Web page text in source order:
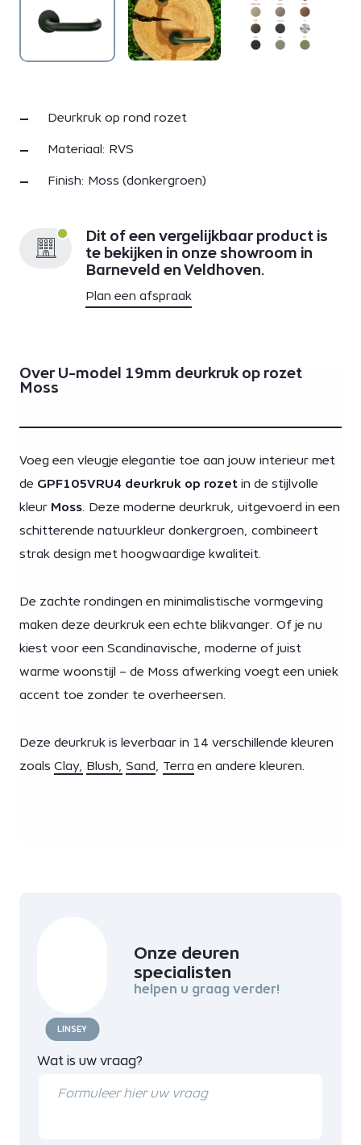
Deurkruk op rond rozet
Materiaal: RVS
Finish: Moss (donkergroen)
Dit of een vergelijkbaar product is
te bekijken in onze showroom in
Barneveld en Veldhoven.
Plan een afspraak
Over U-model 19mm deurkruk op rozet
Moss
Voeg een vleugje elegantie toe aan jouw interieur met
de GPF105VRU4 deurkruk op rozet in de stijlvolle
kleur Moss . Deze moderne deurkruk, uitgevoerd in een
schitterende natuurkleur donkergroen, combineert
strak design met hoogwaardige kwaliteit.
De zachte rondingen en minimalistische vormgeving
maken deze deurkruk een echte blikvanger. Of je nu
kiest voor een Scandinavische, moderne of juist
warme woonstijl – de Moss afwerking voegt een uniek
accent toe zonder te overheersen.
Deze deurkruk is leverbaar in 14 verschillende kleuren
zoals Clay, Blush, Sand Terra en andere kleuren.
LINSEY
Onze deuren
specialisten
helpen u graag verder!
Wat is uw vraag?